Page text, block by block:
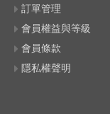
訂單管理
會員權益與等級
會員條款
隱私權聲明